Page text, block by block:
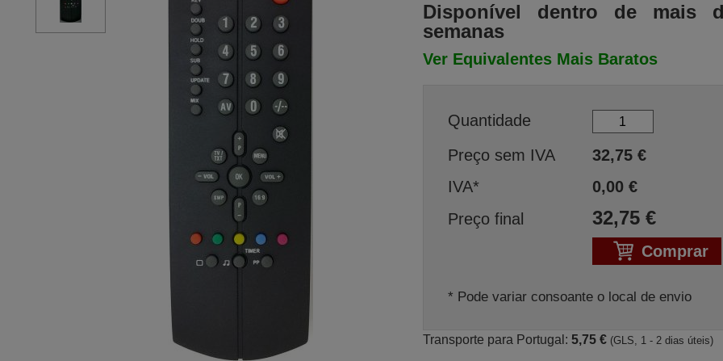
Disponível dentro de mais
semanas
Ver Equivalentes Mais Baratos
Quantidade
Preço sem IVA
32,75€
IVA*
0,00€
Preço final
32,75€
Comprar
* Pode variar consoante o local de envio
Transporte para Portugal: 5,75 € (GLS, 1 - 2 dias úteis)